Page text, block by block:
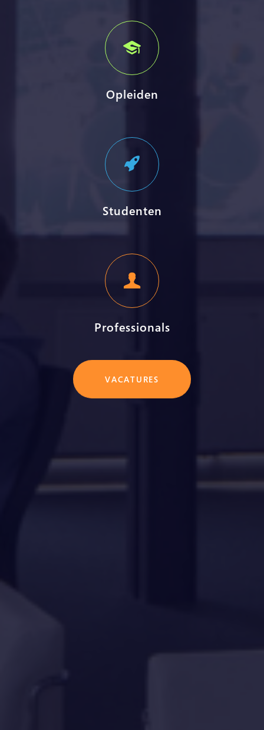
Opleiden
Studenten
Professionals
VACATURES